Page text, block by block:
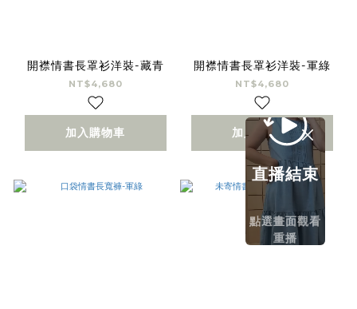
開襟情書長罩衫洋裝-藏青
NT$4,680
加入購物車
開襟情書長罩衫洋裝-軍綠
NT$4,680
加入購物車
直播結束
點選畫面觀看
重播